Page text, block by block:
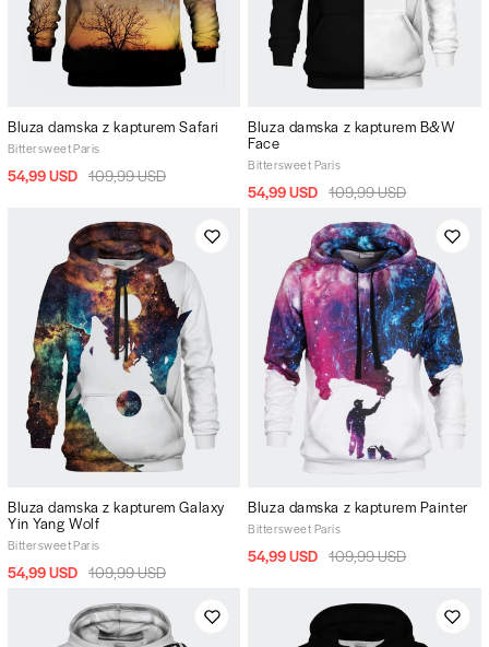
Bluza damska z kapturem Safari
Bittersweet Paris
54,99 USD 109,99 USD
Bluza damska z kapturem B&W
Face
Bittersweet Paris
54,99 USD 109,99 USD
Bluza damska z kapturem Galaxy
Yin Yang Wolf
Bittersweet Paris
54,99 USD 109,99 USD
Bluza damska z kapturem Painter
Bittersweet Paris
54,99 USD 109,99 USD